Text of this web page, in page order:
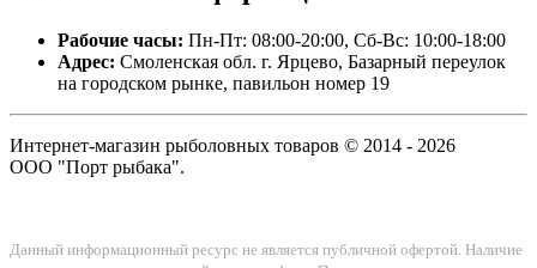
Рабочие часы: Пн-Пт: 08:00-20:00, Сб-Вс: 10:00-18:00
Адрес: Смоленская обл. г. Ярцево, Базарный переулок
на городском рынке, павильон номер 19
Интернет-магазин рыболовных товаров © 2014 - 2026
ООО "Порт рыбака".
Данный информационный ресурс не является публичной офертой. Наличие